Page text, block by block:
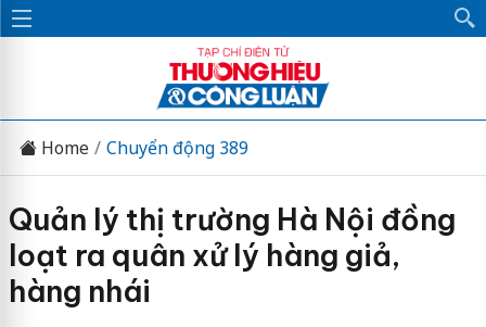
Home Chuyển động 389
Quản lý thị trường Hà Nội đồng
loạt ra quân xử lý hàng giả,
hàng nhái